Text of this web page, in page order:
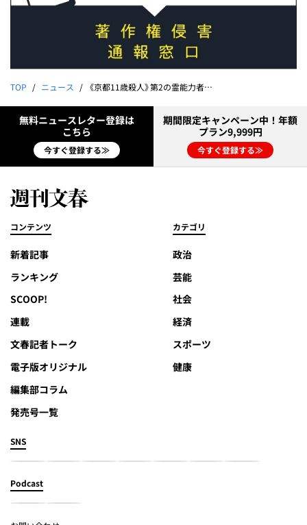
TOP ニュース 《京都11歳殺人》第2の霊能力者が告白「母親から安達結希くんの霊視を頼まれて…」
無料ニュースレター登録は
こちら
今すぐ登録する≫
期間限定キャンペーン中！年額
プラン9,999円
今すぐ登録する≫
コンテンツ
新着記事
ランキング
SCOOP!
連載
文春記者トーク
電子版オリジナル
編集部コラム
発売号一覧
カテゴリ
政治
芸能
社会
経済
スポーツ
健康
SNS
Podcast